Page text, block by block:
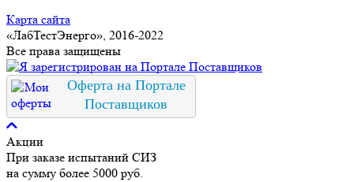
Карта сайта
«ЛабТестЭнерго», 2016-2022
Все права защищены
Оферта на Портале
Поставщиков
Акции
При заказе испытаний СИЗ
на сумму более 5000 руб.